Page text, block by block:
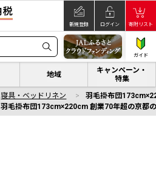
新規登録 ログイン 寄附リスト
ガイド
地域
キャンペーン・
特集
寝具・ベッドリネン
羽毛掛布団
羽毛掛布団173cm×220cm 創業70年超の京都